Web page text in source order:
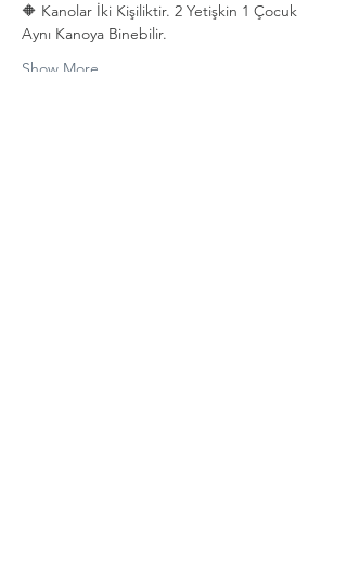
🔶 Kanolar İki Kişiliktir. 2 Yetişkin 1 Çocuk
Aynı Kanoya Binebilir.
Show More